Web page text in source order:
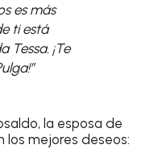
es más
ti está
Tessa. ¡Te
la esposa de
los mejores deseos: